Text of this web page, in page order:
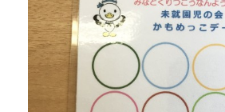
トしています。